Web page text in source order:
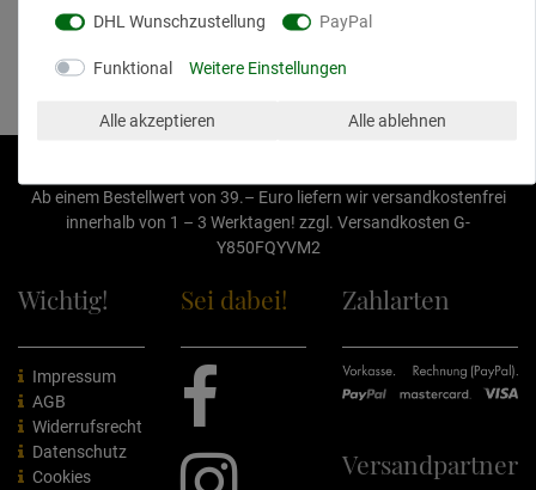
Mehr Informationen
Ab einem Bestellwert von 39.– Euro liefern wir versandkostenfrei
innerhalb von 1 – 3 Werktagen! zzgl. Versandkosten G-
Y850FQYVM2
Wichtig!
Impressum
AGB
Widerrufsrecht
Datenschutz
Cookies
Sei dabei! Zahlarten
Versandpartner
DHL Wunschzustellung PayPal
Funktional Weitere Einstellungen
Alle akzeptieren Alle ablehnen